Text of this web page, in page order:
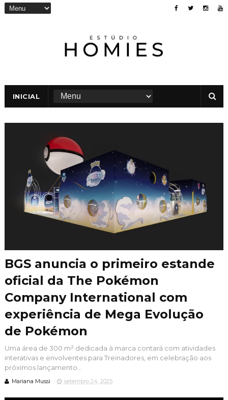
INICIAL
BGS anuncia o primeiro estande
oficial da The Pokémon
Company International com
experiência de Mega Evolução
de Pokémon
Uma área de 300 m² dedicada à marca contará com atividades
interativas e envolventes para Treinadores, em celebração aos
próximos lançamento...
Mariana Mussi setembro 24, 2025